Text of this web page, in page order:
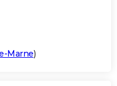
Marne)